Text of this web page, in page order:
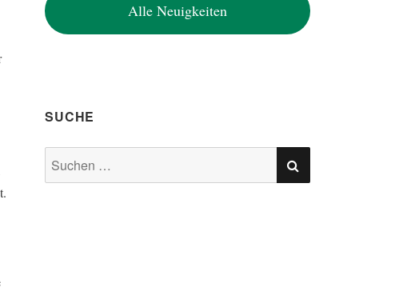
Alle Neuigkeiten
SUCHE
Suchen
nach:
SUCHEN